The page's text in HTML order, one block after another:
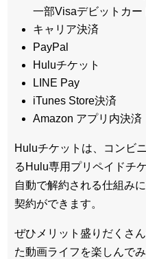
一部Visaデビットカー
キャリア決済
PayPal
Huluチケット
LINE Pay
iTunes Store決済
Amazon アプリ内決済
Huluチケットは、コンビ
るHulu専用プリペイドチ
自動で解約される仕組み
契約ができます。
ぜひメリット盛りだくさ
た動画ライフを楽しんで